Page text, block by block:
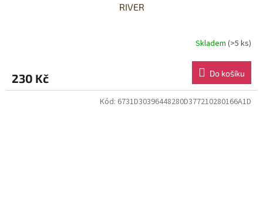
RIVER
Skladem (>5 ks)
230 Kč Do košíku
Kód: 6731D30396448280D377210280166A1D